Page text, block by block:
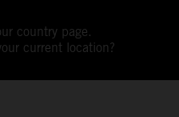
country page.
current location?